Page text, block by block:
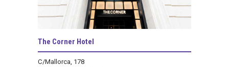
The Corner Hotel
C/Mallorca, 178